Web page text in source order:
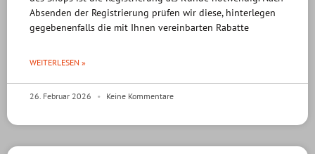
Absenden der Registrierung prüfen wir diese, hinterlegen
gegebenenfalls die mit Ihnen vereinbarten Rabatte
WEITERLESEN »
26. Februar 2026 Keine Kommentare